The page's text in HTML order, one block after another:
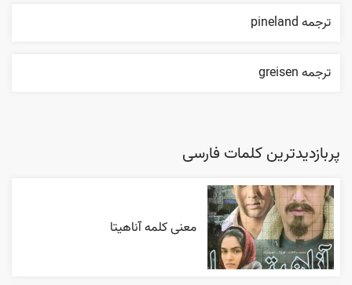
ترجمه pineland
ترجمه greisen
پربازدیدترین کلمات فارسی
معنی کلمه آناهیتا